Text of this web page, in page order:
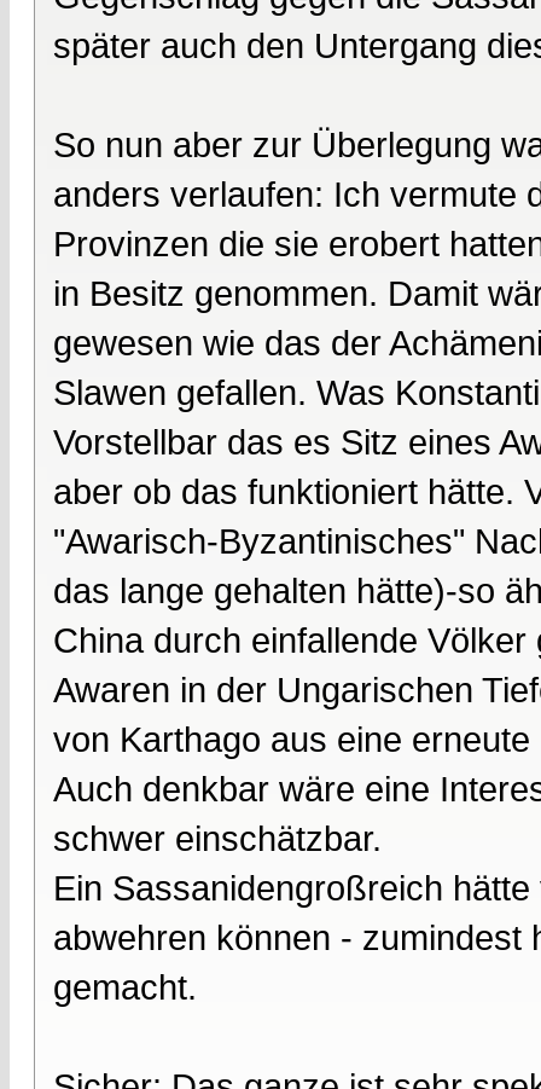
später auch den Untergang
So nun aber zur Überlegung
anders verlaufen: Ich vermute
Provinzen die sie erobert
in Besitz genommen. Damit
gewesen wie das der
Slawen gefallen. Was
Vorstellbar das es Sitz eines
aber ob das funktioniert hätte.
"Awarisch-Byzantinisches"
das lange gehalten hätte)-so
China durch einfallende
Awaren in der Ungarischen
von Karthago aus eine
Auch denkbar wäre eine
schwer einschätzbar.
Ein Sassanidengroßreich
abwehren können -
gemacht.